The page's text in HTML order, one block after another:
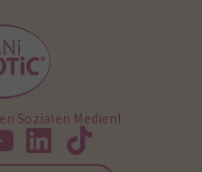
Sozialen Medien!